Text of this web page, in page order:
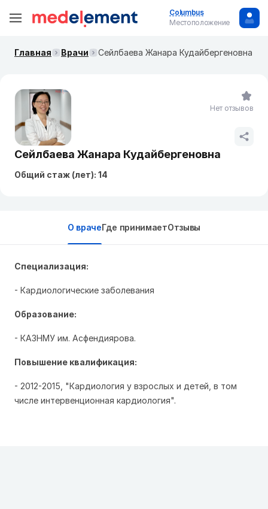
Columbus
Местоположение
Главная Врачи Сейлбаева Жанара Кудайбергеновна
Сейлбаева Жанара Кудайбергеновна
Общий стаж (лет): 14
Нет отзывов
О врачеГде принимаетОтзывы
Специализация:
- Кардиологические заболевания
Образование:
- КАЗНМУ им. Асфендиярова.
Повышение квалификация:
- 2012-2015, "Кардиология у взрослых и детей, в том
числе интервенционная кардиология".